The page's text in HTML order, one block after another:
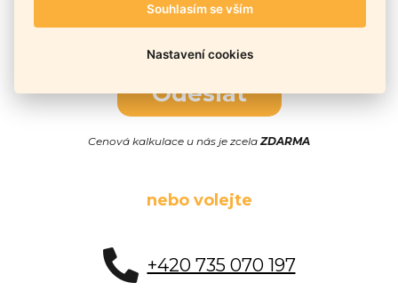
Odeslat
Cenová kalkulace u nás je zcelaZDARMA
nebo volejte
+420 735 070 197
Souhlasím se vším
Nastavení cookies